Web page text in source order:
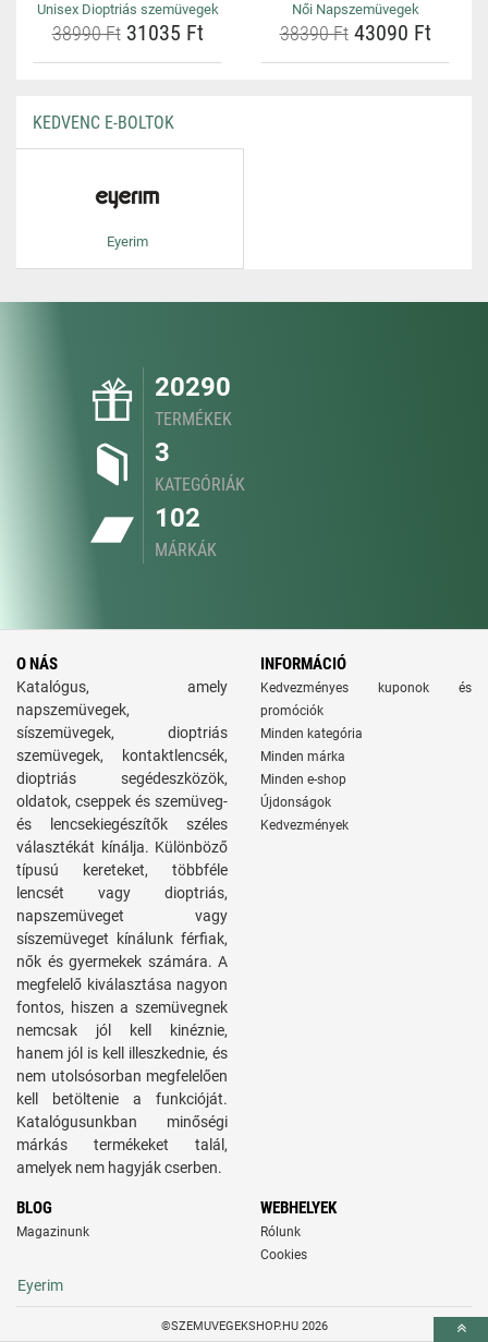
Unisex Dioptriás szemüvegek
38990 Ft31035 Ft
Női Napszemüvegek
38390 Ft43090 Ft
KEDVENC E-BOLTOK
Eyerim
20290
TERMÉKEK
3
KATEGÓRIÁK
102
MÁRKÁK
O NÁS
Katalógus, amely
napszemüvegek,
síszemüvegek, dioptriás
szemüvegek, kontaktlencsék,
dioptriás segédeszközök,
oldatok, cseppek és szemüveg-
és lencsekiegészítők széles
választékát kínálja. Különböző
típusú kereteket, többféle
lencsét vagy dioptriás,
napszemüveget vagy
síszemüveget kínálunk férfiak,
nők és gyermekek számára. A
megfelelő kiválasztása nagyon
fontos, hiszen a szemüvegnek
nemcsak jól kell kinéznie,
hanem jól is kell illeszkednie, és
nem utolsósorban megfelelően
kell betöltenie a funkcióját.
Katalógusunkban minőségi
márkás termékeket talál,
amelyek nem hagyják cserben.
INFORMÁCIÓ
Kedvezményes kuponok és
promóciók
Minden kategória
Minden márka
Minden e-shop
Újdonságok
Kedvezmények
BLOG
Magazinunk
WEBHELYEK
Rólunk
Cookies
Eyerim
©SZEMUVEGEKSHOP.HU 2026